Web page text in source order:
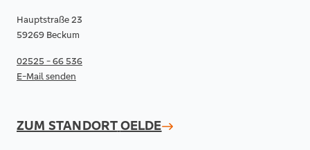
Hauptstraße 23
59269 Beckum
02525 - 66 536
E-Mail senden
ZUM STANDORTOELDE